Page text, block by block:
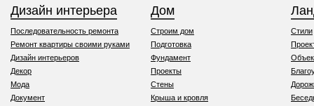
Дизайн интерьера
Последовательность ремонта
Ремонт квартиры своими руками
Дизайн интерьеров
Декор
Мода
Документ
Дом
Строим дом
Подготовка
Фундамент
Проекты
Стены
Крыша и кровля
Стили